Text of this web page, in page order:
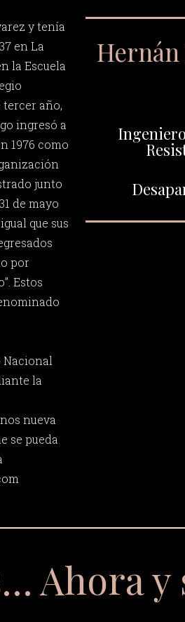
y tenía
en La
la Escuela
tercer año,
ingresó a
1976 como
junto
de mayo
que sus
por
Estos
Nacional
la
nueva
se pueda
Ahora y